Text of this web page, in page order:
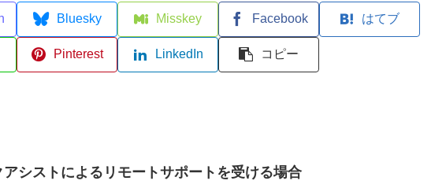
Bluesky Misskey Facebook はてブ
Pinterest LinkedIn コピー
アシストによるリモートサポートを受ける場合